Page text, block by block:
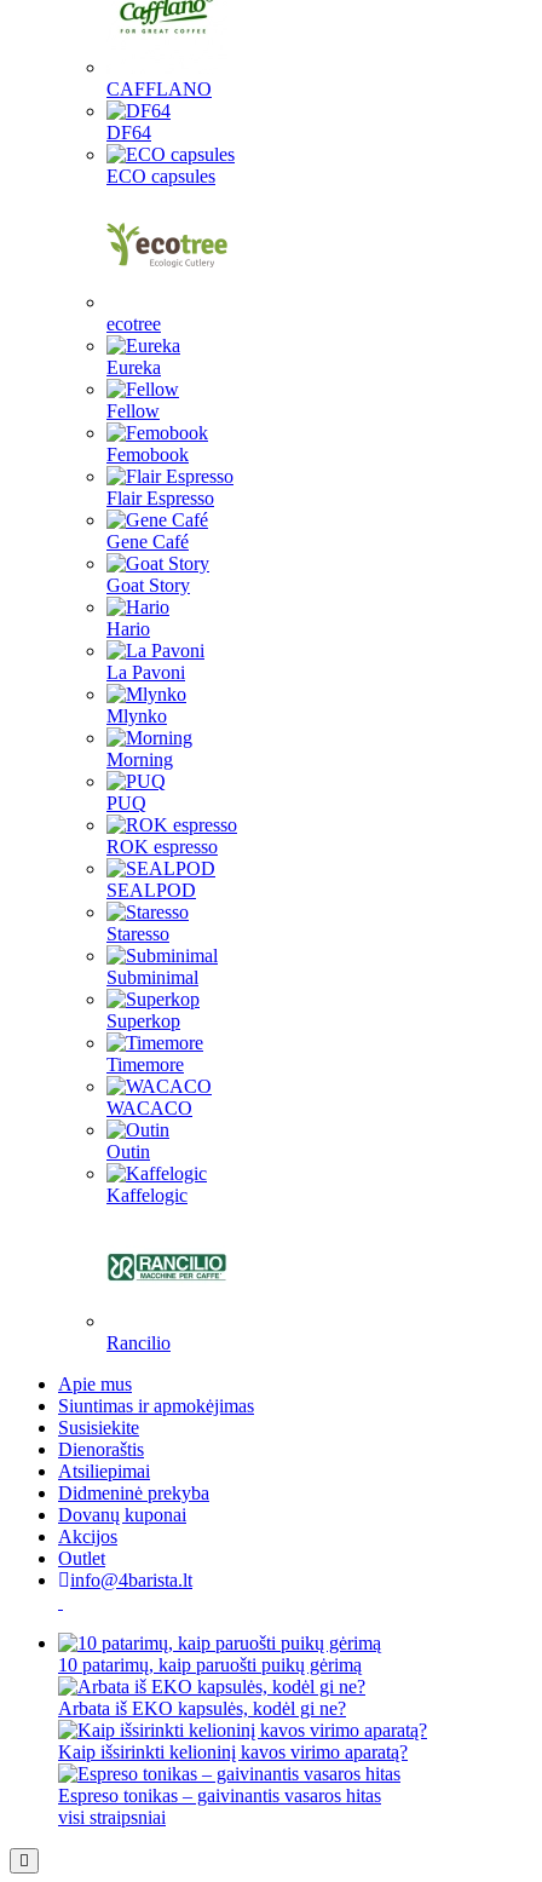
CAFFLANO
DF64
ECO capsules
ecotree
Eureka
Fellow
Femobook
Flair Espresso
Gene Café
Goat Story
Hario
La Pavoni
Mlynko
Morning
PUQ
ROK espresso
SEALPOD
Staresso
Subminimal
Superkop
Timemore
WACACO
Outin
Kaffelogic
Rancilio
Apie mus
Siuntimas ir apmokėjimas
Susisiekite
Dienoraštis
Atsiliepimai
Didmeninė prekyba
Dovanų kuponai
Akcijos
Outlet
info@4barista.lt
10 patarimų, kaip paruošti puikų gėrimą
Arbata iš EKO kapsulės, kodėl gi ne?
Kaip išsirinkti kelioninį kavos virimo aparatą?
Espreso tonikas – gaivinantis vasaros hitas
visi straipsniai